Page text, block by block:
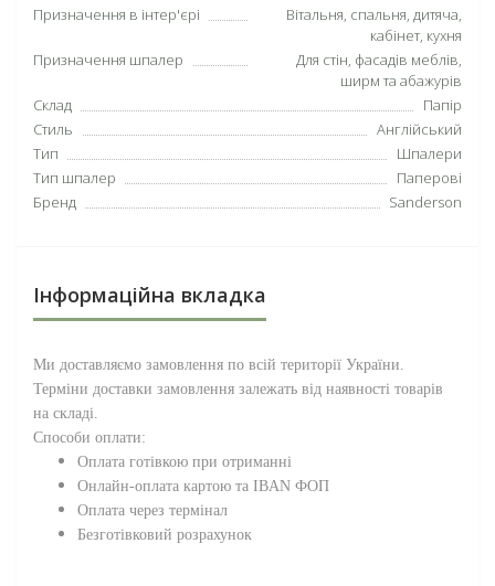
Призначення в інтер'єрі
Вітальня, спальня, дитяча,
кабінет, кухня
Призначення шпалер
Для стін, фасадів меблів,
ширм та абажурів
Склад
Папір
Стиль
Англійський
Тип
Шпалери
Тип шпалер
Паперові
Бренд
Sanderson
Інформаційна вкладка
Ми доставляємо замовлення по всій території України.
Терміни доставки замовлення залежать від наявності товарів
на складі.
Способи оплати:
Оплата готівкою при отриманні
Онлайн-оплата картою та IBAN ФОП
Оплата через термінал
Безготівковий розрахунок